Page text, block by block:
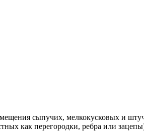
сыпучих, мелкокусковых и
как перегородки, ребра или